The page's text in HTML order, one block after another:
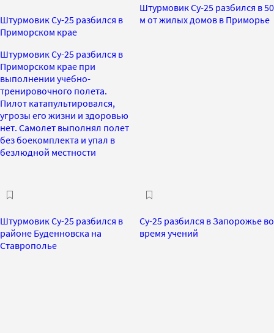
Штурмовик Су-25 разбился в
Приморском крае
Штурмовик Су-25 разбился в
Приморском крае при
выполнении учебно-
тренировочного полета.
Пилот катапультировался,
угрозы его жизни и здоровью
нет. Самолет выполнял полет
без боекомплекта и упал в
безлюдной местности
Штурмовик Су-25 разбился в 50
м от жилых домов в Приморье
Штурмовик Су-25 разбился в
районе Буденновска на
Ставрополье
Су-25 разбился в Запорожье во
время учений